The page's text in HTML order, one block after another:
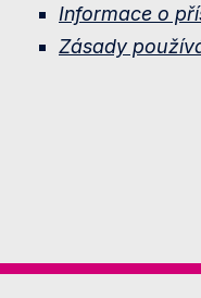
Informace o
Zásady